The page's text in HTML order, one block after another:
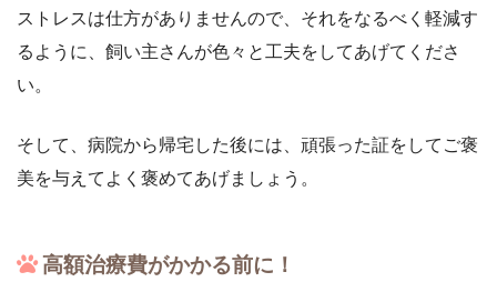
ストレスは仕方がありませんので、それをなるべく軽減す
るように、飼い主さんが色々と工夫をしてあげてくださ
い。
そして、病院から帰宅した後には、頑張った証をしてご褒
美を与えてよく褒めてあげましょう。
高額治療費がかかる前に！